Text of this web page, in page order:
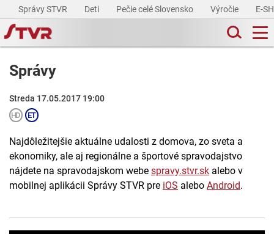
Správy STVR Deti Pečie celé Slovensko Výročie E-
Správy
Streda 17.05.2017 19:00
Najdôležitejšie aktuálne udalosti z domova, zo sveta a
ekonomiky, ale aj regionálne a športové spravodajstvo
nájdete na spravodajskom webe spravy.stvr.sk alebo v
mobilnej aplikácii Správy STVR pre iOS alebo Android.